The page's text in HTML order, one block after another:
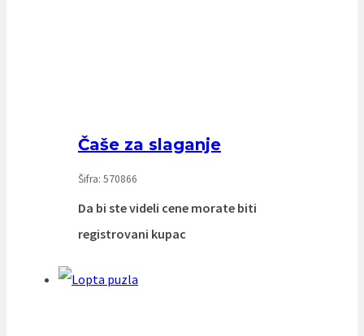
Čaše za slaganje
Šifra: 570866
Da bi ste videli cene morate biti
registrovani kupac